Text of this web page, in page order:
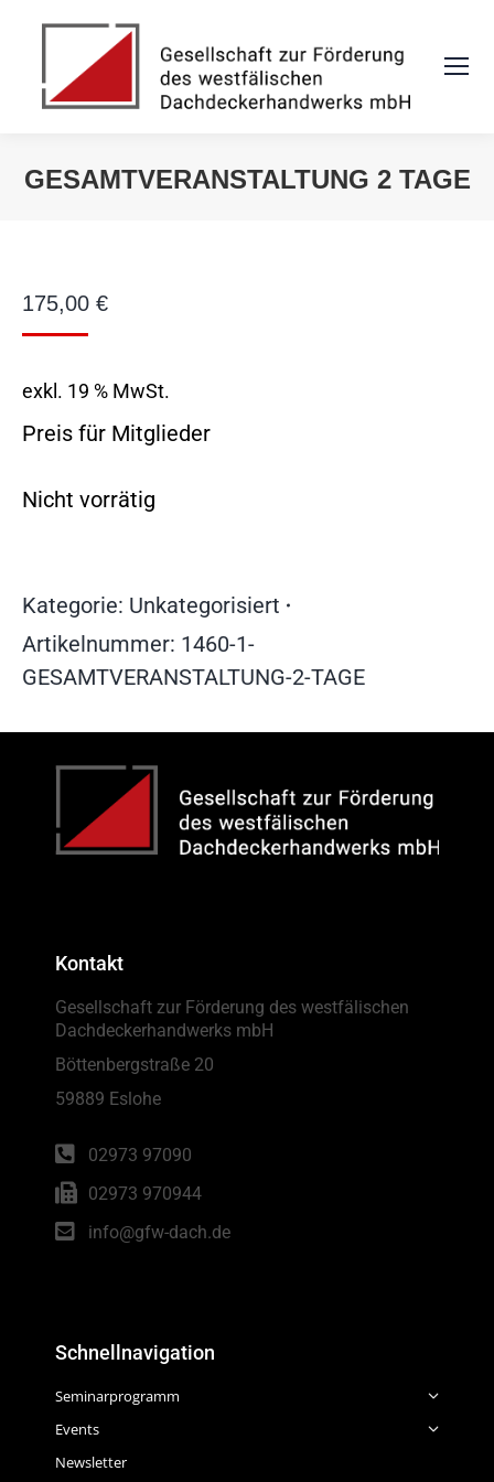
GESAMTVERANSTALTUNG 2 TAGE
175,00 €
exkl. 19 % MwSt.
Preis für Mitglieder
Nicht vorrätig
Kategorie: Unkategorisiert
Artikelnummer: 1460-1-
GESAMTVERANSTALTUNG-2-TAGE
Kontakt
Gesellschaft zur Förderung des westfälischen
Dachdeckerhandwerks mbH
Böttenbergstraße 20
59889 Eslohe
02973 97090
02973 970944
info@gfw-dach.de
Schnellnavigation
Seminarprogramm
Events
Newsletter